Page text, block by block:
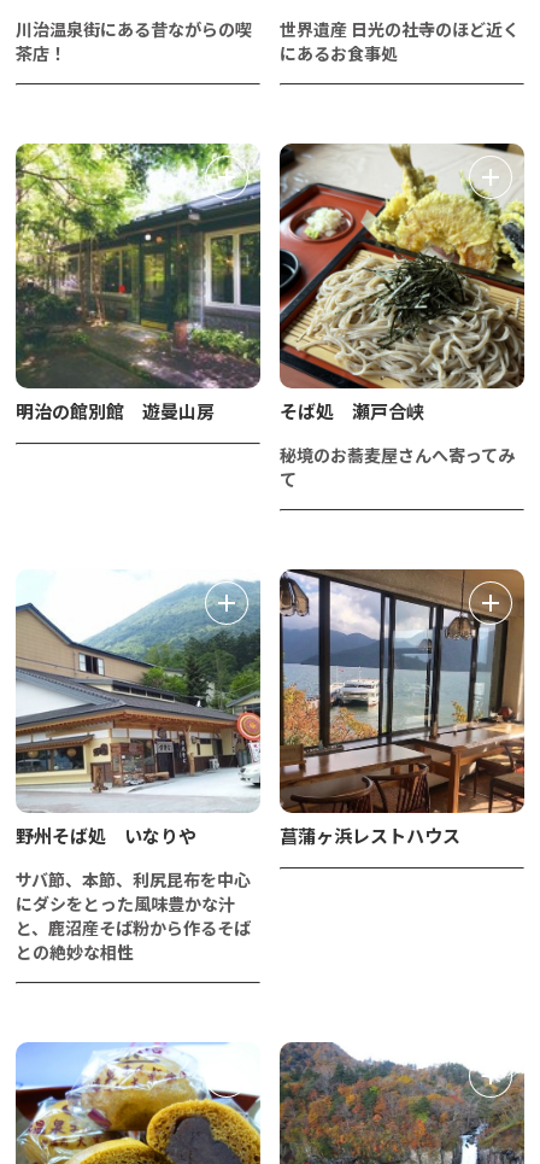
川治温泉街にある昔ながらの喫
茶店！
世界遺産 日光の社寺のほど近く
にあるお食事処
明治の館別館 遊曼山房 そば処 瀬戸合峡
秘境のお蕎麦屋さんへ寄ってみ
て
野州そば処 いなりや
サバ節、本節、利尻昆布を中心
にダシをとった風味豊かな汁
と、鹿沼産そば粉から作るそば
との絶妙な相性
菖蒲ヶ浜レストハウス